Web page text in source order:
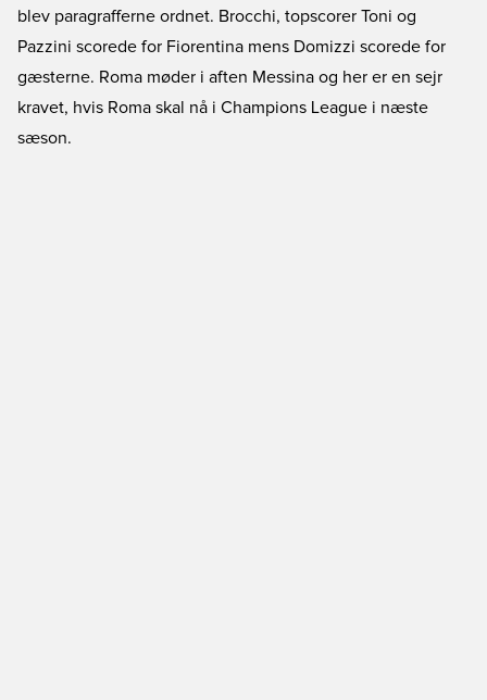
blev paragrafferne ordnet. Brocchi, topscorer Toni og
Pazzini scorede for Fiorentina mens Domizzi scorede for
gæsterne. Roma møder i aften Messina og her er en sejr
kravet, hvis Roma skal nå i Champions League i næste
sæson.